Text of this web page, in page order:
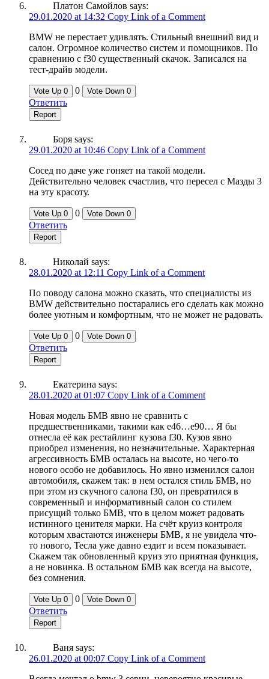
Платон Самойлов says:
29.01.2020 at 14:32 Copy Link of a Comment
BMW не перестает удивлять. Стильный внешний вид и
салон. Огромное количество систем и помощников. По
сравнению с f30 существенный скачок. Записался на
тест-драйв модели.
Vote Up 0 0 Vote Down 0
Ответить
Report
Боря says:
29.01.2020 at 10:46 Copy Link of a Comment
Сосед по даче уже гоняет на такой модели.
Действительно человек счастлив, что пересел с Мазды 3
на эту красоту.
Vote Up 0 0 Vote Down 0
Ответить
Report
Николай says:
28.01.2020 at 12:11 Copy Link of a Comment
По поводу салона можно сказать, что специалисты из
BMW действительно постарались его сделать как можно
более уютным и комфортным, что не может не радовать.
Vote Up 0 0 Vote Down 0
Ответить
Report
Екатерина says:
28.01.2020 at 01:07 Copy Link of a Comment
Новая модель БМВ явно не сравнить с
предшественниками, такими как е46…е90… Я бы
отнесла её как рестайлинг кузова f30. Кузов явно
приобрел изменения, но незначительные. Характерная
агрессивность БМВ осталась на высоте, но чего-то
нового особо не добавилось. Но явно изменился салон
автомобиля, скажем так: в нем остался стиль БМВ, но
при этом из скучного салона f30, он превратился в
современный и информативный салон со стилем
присущий только БМВ, что в целом может радовать
истинного ценителя марки. На счёт круиз контроля
которым хвастаются инженеры БМВ, я не увидела что-
то нового, Тесла уже давно ездит и всем показывает.
Скажем так обновленный круиз это приятная функция,
а не новинка. В остальном БМВ как всегда на высоте,
без сомнения.
Vote Up 0 0 Vote Down 0
Ответить
Report
Ваня says:
26.01.2020 at 00:07 Copy Link of a Comment